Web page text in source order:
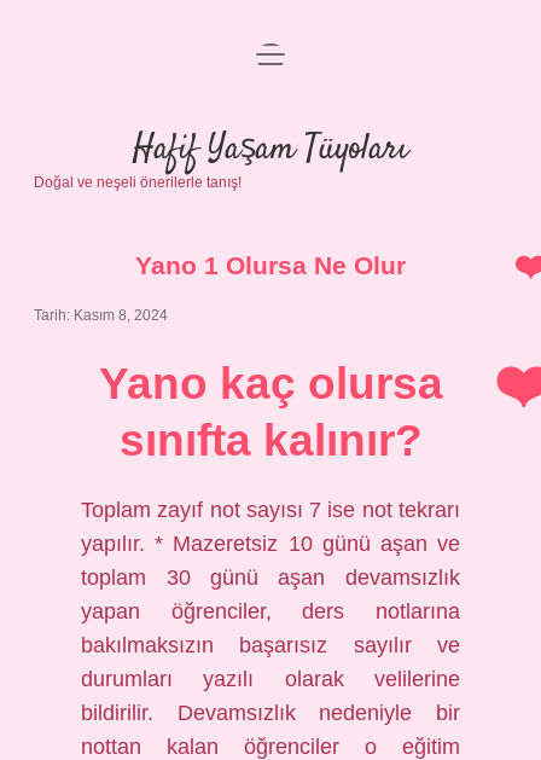
Anasayfa
Gizlilik Politikası
Yasal Uyarı
menüyü
Hafif Yaşam Tüyoları
Doğal ve neşeli önerilerle tanış!
Yano 1 Olursa Ne Olur
Tarih: Kasım 8, 2024
Yano kaç olursa
sınıfta kalınır?
Toplam zayıf not sayısı 7 ise not tekrarı
yapılır. * Mazeretsiz 10 günü aşan ve
toplam 30 günü aşan devamsızlık
yapan öğrenciler, ders notlarına
bakılmaksızın başarısız sayılır ve
durumları yazılı olarak velilerine
bildirilir. Devamsızlık nedeniyle bir
nottan kalan öğrenciler o eğitim